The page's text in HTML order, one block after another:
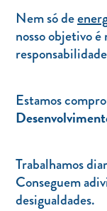
Nem só de
nosso objetivo
Estamos
Trabalhamos
Conseguem
desigualdades.